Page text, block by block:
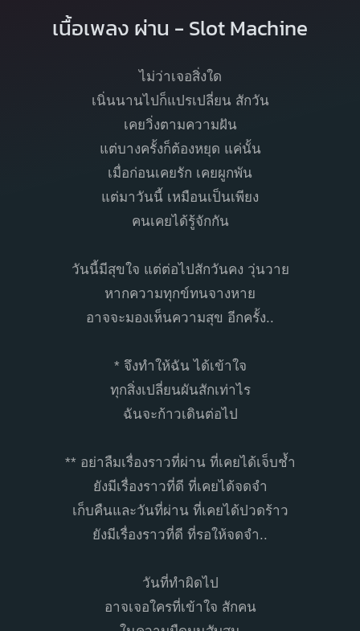
เนื้อเพลง ผ่าน - Slot Machine
ไม่ว่าเจอสิ่งใด
เนิ่นนานไปก็แปรเปลี่ยน สักวัน
เคยวิ่งตามความฝัน
แต่บางครั้งก็ต้องหยุด แค่นั้น
เมื่อก่อนเคยรัก เคยผูกพัน
แต่มาวันนี้ เหมือนเป็นเพียง
คนเคยได้รู้จักกัน
วันนี้มีสุขใจ แต่ต่อไปสักวันคง วุ่นวาย
หากความทุกข์ทนจางหาย
อาจจะมองเห็นความสุข อีกครั้ง..
* จึงทำให้ฉัน ได้เข้าใจ
ทุกสิ่งเปลี่ยนผันสักเท่าไร
ฉันจะก้าวเดินต่อไป
** อย่าลืมเรื่องราวที่ผ่าน ที่เคยได้เจ็บช้ำ
ยังมีเรื่องราวที่ดี ที่เคยได้จดจำ
เก็บคืนและวันที่ผ่าน ที่เคยได้ปวดร้าว
ยังมีเรื่องราวที่ดี ที่รอให้จดจำ..
วันที่ทำผิดไป
อาจเจอใครที่เข้าใจ สักคน